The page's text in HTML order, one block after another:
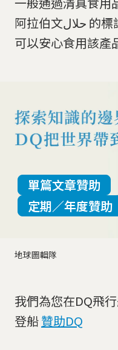
阿拉伯文حلال 的標誌，讓穆斯林消費者知道
可以安心食用該產
地球圖輯隊
單篇文章贊助
定期／年度贊助
我們為您在DQ飛
登船贊助DQ